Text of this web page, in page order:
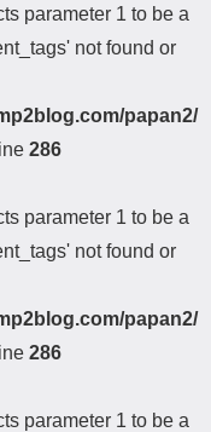
parameter 1 to be a
not found or
papan2/
286
parameter 1 to be a
not found or
papan2/
286
parameter 1 to be a